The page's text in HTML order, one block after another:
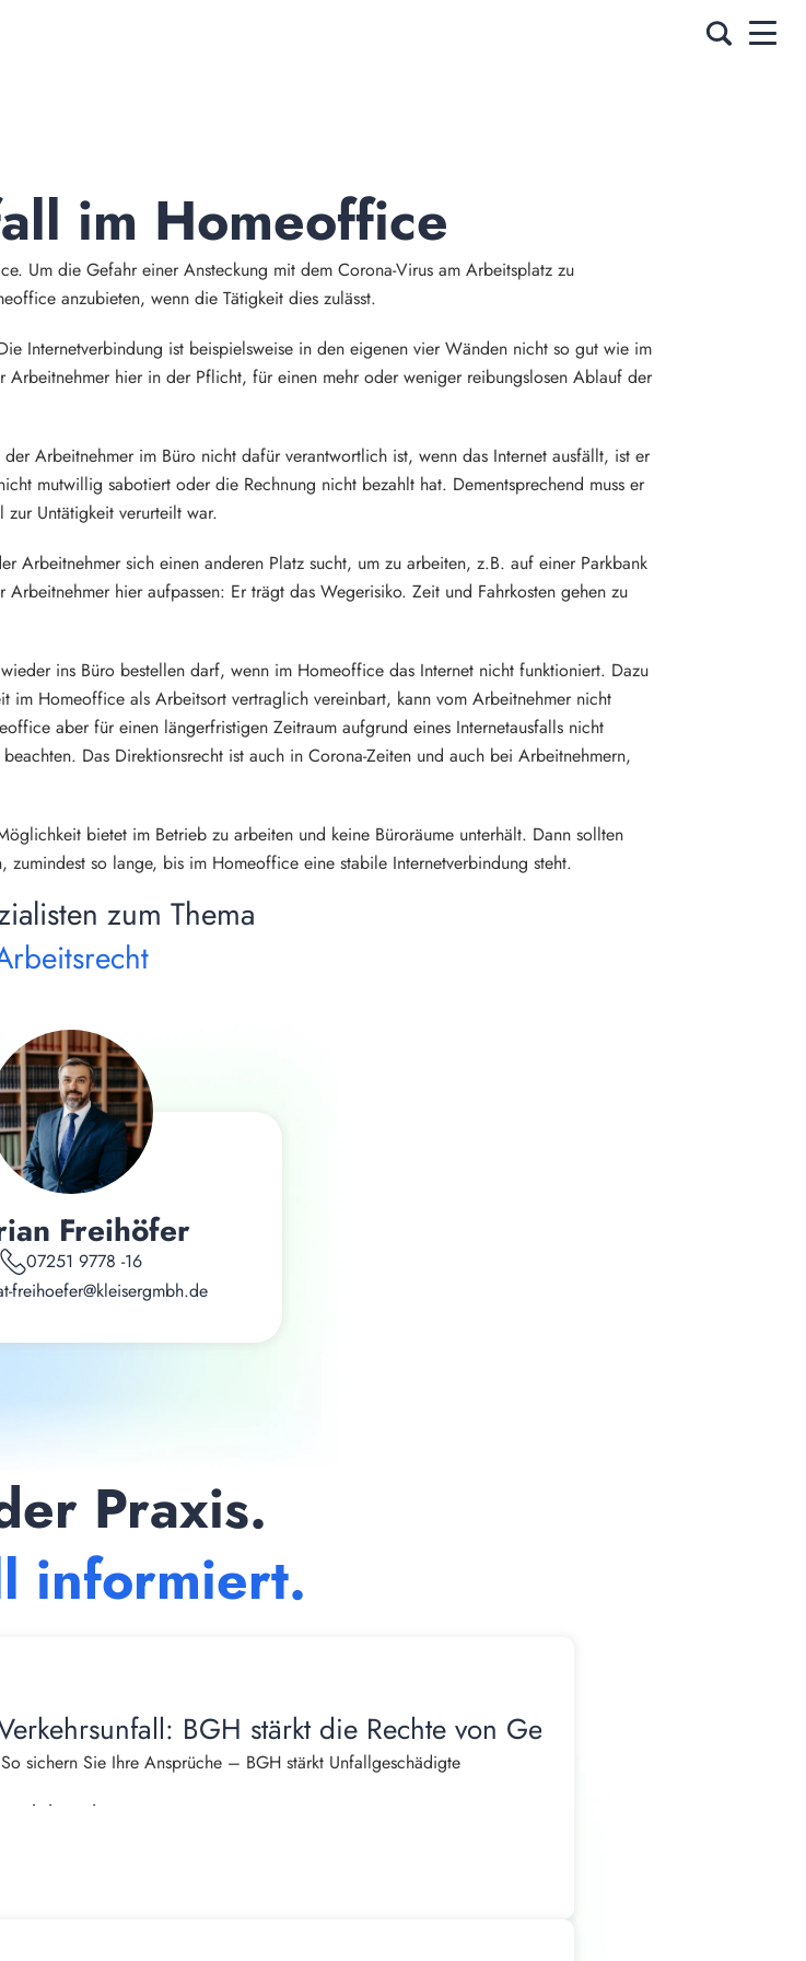
im Homeoffice
Um die Gefahr einer Ansteckung mit dem Corona-Virus am Arbeitsplatz zu
anzubieten, wenn die Tätigkeit dies zulässt.
Internetverbindung ist beispielsweise in den eigenen vier Wänden nicht so gut wie im
hier in der Pflicht, für einen mehr oder weniger reibungslosen Ablauf der
Arbeitnehmer im Büro nicht dafür verantwortlich ist, wenn das Internet ausfällt, ist er
mutwillig sabotiert oder die Rechnung nicht bezahlt hat. Dementsprechend muss er
Untätigkeit verurteilt war.
Arbeitnehmer sich einen anderen Platz sucht, um zu arbeiten, z.B. auf einer Parkbank
hier aufpassen: Er trägt das Wegerisiko. Zeit und Fahrkosten gehen zu
ins Büro bestellen darf, wenn im Homeoffice das Internet nicht funktioniert. Dazu
Homeoffice als Arbeitsort vertraglich vereinbart, kann vom Arbeitnehmer nicht
aber für einen längerfristigen Zeitraum aufgrund eines Internetausfalls nicht
Das Direktionsrecht ist auch in Corona-Zeiten und auch bei Arbeitnehmern,
bietet im Betrieb zu arbeiten und keine Büroräume unterhält. Dann sollten
so lange, bis im Homeoffice eine stabile Internetverbindung steht.
zum Thema
Freihöfer
07251 9778 -16
freihoefer@kleisergmbh.de
Praxis.
informiert.
BGH stärkt die Rechte von Geschädigten
sichern Sie Ihre Ansprüche – BGH stärkt Unfallgeschädigte
Tag auf den anderen. Neben Schmerzen, Arztterminen und der
Nachteil auf: Der eigene Haushalt kann nicht mehr wie